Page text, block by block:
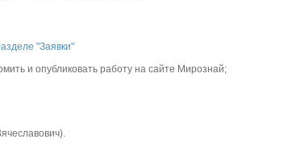
"Заявки"
и опубликовать работу на сайте Мирознай;